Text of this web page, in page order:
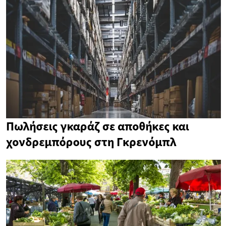
Πωλήσεις γκαράζ σε αποθήκες και
χονδρεμπόρους στη Γκρενόμπλ